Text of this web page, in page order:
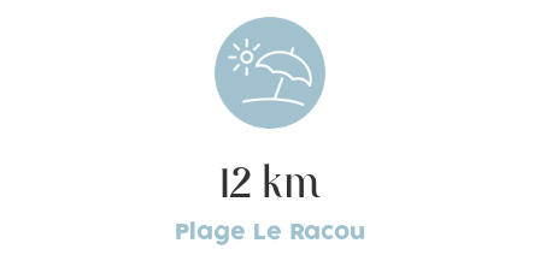
12 km
Plage Le Racou